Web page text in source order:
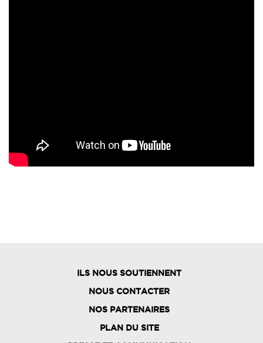
ILS NOUS SOUTIENNENT
NOUS CONTACTER
NOS PARTENAIRES
PLAN DU SITE